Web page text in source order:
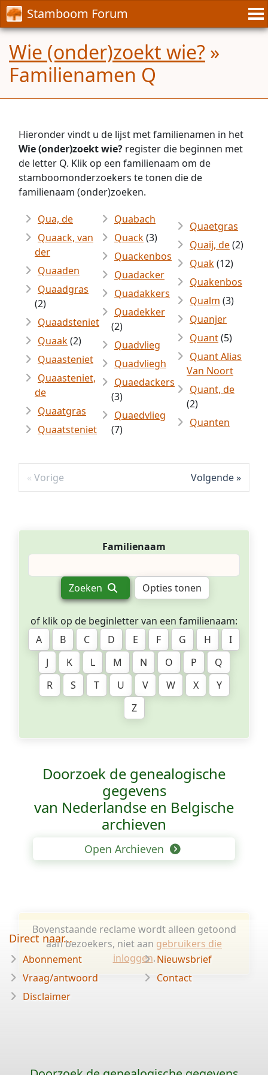
Stamboom Forum
Wie (onder)zoekt wie? »
Familienamen Q
Hieronder vindt u de lijst met familienamen in het
Wie (onder)zoekt wie? register die beginnen met
de letter Q. Klik op een familienaam om de
stamboomonderzoekers te tonen die de
familienaam (onder)zoeken.
Qua, de
Quaack, van
der
Quaaden
Quaadgras
(2)
Quaadsteniet
Quaak(2)
Quaasteniet
Quaasteniet,
de
Quaatgras
Quaatsteniet
Quabach
Quack(3)
Quackenbos
Quadacker
Quadakkers
Quadekker
(2)
Quadvlieg
Quadvliegh
Quaedackers
(3)
Quaedvlieg
(7)
Quaetgras
Quaij, de(2)
Quak(12)
Quakenbos
Qualm (3)
Quanjer
Quant(5)
Quant Alias
Van Noort
Quant, de
(2)
Quanten
Vorige Volgende
Familienaam
Zoeken Opties tonen
of klik op de beginletter van een familienaam:
A
B C D E F G H
I
J
K L M N O P
Q
R
S T U V W X
Y
Z
Doorzoek de genealogische
gegevens
van Nederlandse en Belgische
archieven
Open Archieven
Bovenstaande reclame wordt alleen getoond
aan bezoekers, niet aan gebruikers die
inloggen.
Direct naar...
Abonnement
Vraag/antwoord
Disclaimer
Nieuwsbrief
Contact